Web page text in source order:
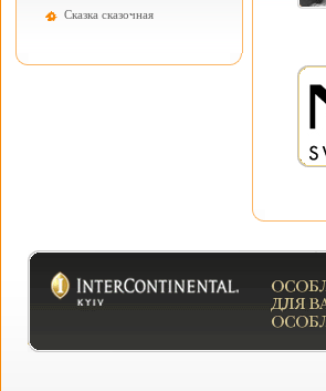
Cказка сказочная